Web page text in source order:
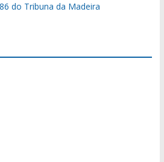
do Tribuna da Madeira